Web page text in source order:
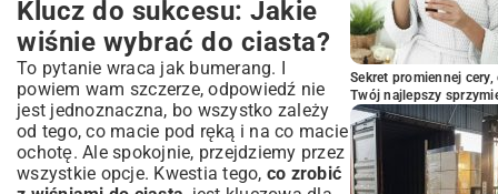
Klucz do sukcesu: Jakie
wiśnie wybrać do ciasta?
To pytanie wraca jak bumerang. I
powiem wam szczerze, odpowiedź nie
jest jednoznaczna, bo wszystko zależy
od tego, co macie pod ręką i na co macie
ochotę. Ale spokojnie, przejdziemy przez
wszystkie opcje. Kwestia tego, co zrobić
Sekret promiennej
Twój najlepszy